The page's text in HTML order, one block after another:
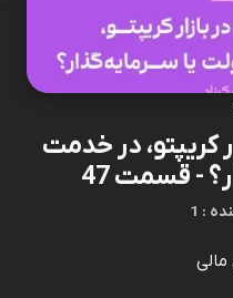
کریپتو، در خدمت
- قسمت 47
مالی